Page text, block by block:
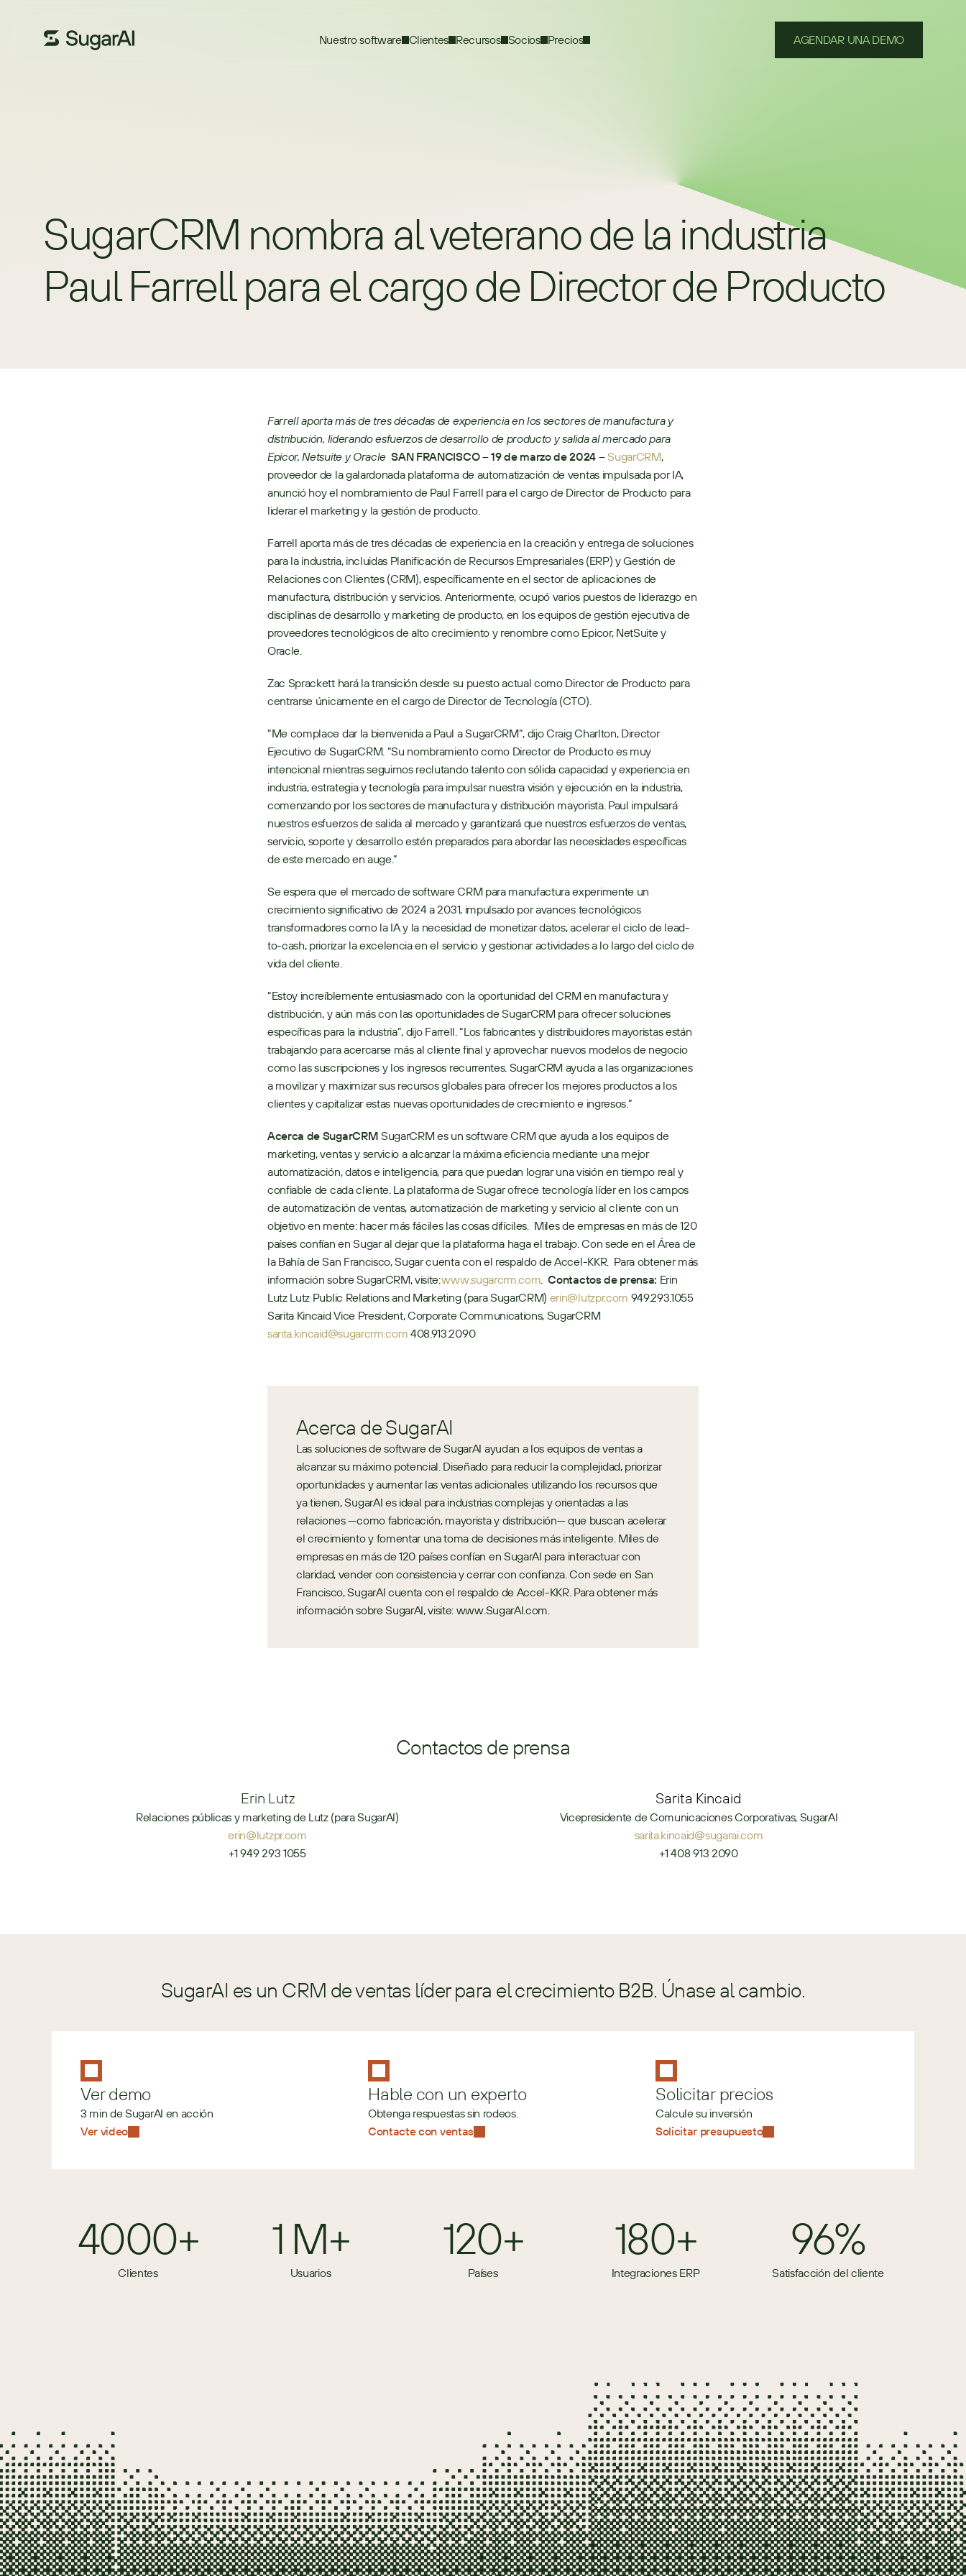
Nuestro software Clientes Recursos Socios Precios AGENDAR UNA DEMO
SugarCRM nombra al veterano de la industria
Paul Farrell para el cargo de Director de Producto
Farrell aporta más de tres décadas de experiencia en los sectores de manufactura y
distribución, liderando esfuerzos de desarrollo de producto y salida al mercado para
Epicor, Netsuite y Oracle SAN FRANCISCO – 19 de marzo de 2024 –SugarCRM,
proveedor de la galardonada plataforma de automatización de ventas impulsada por IA,
anunció hoy el nombramiento de Paul Farrell para el cargo de Director de Producto para
liderar el marketing y la gestión de producto.
Farrell aporta más de tres décadas de experiencia en la creación y entrega de soluciones
para la industria, incluidas Planificación de Recursos Empresariales (ERP) y Gestión de
Relaciones con Clientes (CRM), específicamente en el sector de aplicaciones de
manufactura, distribución y servicios. Anteriormente, ocupó varios puestos de liderazgo en
disciplinas de desarrollo y marketing de producto, en los equipos de gestión ejecutiva de
proveedores tecnológicos de alto crecimiento y renombre como Epicor, NetSuite y
Oracle.
Zac Sprackett hará la transición desde su puesto actual como Director de Producto para
centrarse únicamente en el cargo de Director de Tecnología (CTO).
“Me complace dar la bienvenida a Paul a SugarCRM”, dijo Craig Charlton, Director
Ejecutivo de SugarCRM. “Su nombramiento como Director de Producto es muy
intencional mientras seguimos reclutando talento con sólida capacidad y experiencia en
industria, estrategia y tecnología para impulsar nuestra visión y ejecución en la industria,
comenzando por los sectores de manufactura y distribución mayorista. Paul impulsará
nuestros esfuerzos de salida al mercado y garantizará que nuestros esfuerzos de ventas,
servicio, soporte y desarrollo estén preparados para abordar las necesidades específicas
de este mercado en auge.”
Se espera que el mercado de software CRM para manufactura experimente un
crecimiento significativo de 2024 a 2031, impulsado por avances tecnológicos
transformadores como la IA y la necesidad de monetizar datos, acelerar el ciclo de lead-
to-cash, priorizar la excelencia en el servicio y gestionar actividades a lo largo del ciclo de
vida del cliente.
“Estoy increíblemente entusiasmado con la oportunidad del CRM en manufactura y
distribución, y aún más con las oportunidades de SugarCRM para ofrecer soluciones
específicas para la industria”, dijo Farrell. “Los fabricantes y distribuidores mayoristas están
trabajando para acercarse más al cliente final y aprovechar nuevos modelos de negocio
como las suscripciones y los ingresos recurrentes. SugarCRM ayuda a las organizaciones
a movilizar y maximizar sus recursos globales para ofrecer los mejores productos a los
clientes y capitalizar estas nuevas oportunidades de crecimiento e ingresos.”
Acerca de SugarCRM SugarCRM es un software CRM que ayuda a los equipos de
marketing, ventas y servicio a alcanzar la máxima eficiencia mediante una mejor
automatización, datos e inteligencia, para que puedan lograr una visión en tiempo real y
confiable de cada cliente. La plataforma de Sugar ofrece tecnología líder en los campos
de automatización de ventas, automatización de marketing y servicio al cliente con un
objetivo en mente: hacer más fáciles las cosas difíciles.  Miles de empresas en más de 120
países confían en Sugar al dejar que la plataforma haga el trabajo. Con sede en el Área de
la Bahía de San Francisco, Sugar cuenta con el respaldo de Accel-KKR.  Para obtener más
información sobre SugarCRM, visite: www.sugarcrm.com. Contactos de prensa: Erin
Lutz Lutz Public Relations and Marketing (para SugarCRM) erin@lutzpr.com 949.293.1055
Sarita Kincaid Vice President, Corporate Communications, SugarCRM
sarita.kincaid@sugarcrm.com 408.913.2090
Acerca de SugarAI
Las soluciones de software de SugarAI ayudan a los equipos de ventas a
alcanzar su máximo potencial. Diseñado para reducir la complejidad, priorizar
oportunidades y aumentar las ventas adicionales utilizando los recursos que
ya tienen, SugarAI es ideal para industrias complejas y orientadas a las
relaciones —como fabricación, mayorista y distribución— que buscan acelerar
el crecimiento y fomentar una toma de decisiones más inteligente. Miles de
empresas en más de 120 países confían en SugarAI para interactuar con
claridad, vender con consistencia y cerrar con confianza. Con sede en San
Francisco, SugarAI cuenta con el respaldo de Accel-KKR. Para obtener más
información sobre SugarAI, visite: www.SugarAI.com.
Contactos de prensa
Erin Lutz
Relaciones públicas y marketing de Lutz (para SugarAI)
erin@lutzpr.com
+1 949 293 1055
Sarita Kincaid
Vicepresidente de Comunicaciones Corporativas, SugarAI
sarita.kincaid@sugarai.com
+1 408 913 2090
SugarAI es un CRM de ventas líder para el crecimiento B2B. Únase al cambio.
Ver demo
3 min de SugarAI en acción
Ver video
Hable con un experto
Obtenga respuestas sin rodeos.
Contacte con ventas
Solicitar precios
Calcule su inversión
Solicitar presupuesto
4000+
Clientes
1 M+
Usuarios
120+
Países
180+
Integraciones ERP
96%
Satisfacción del cliente